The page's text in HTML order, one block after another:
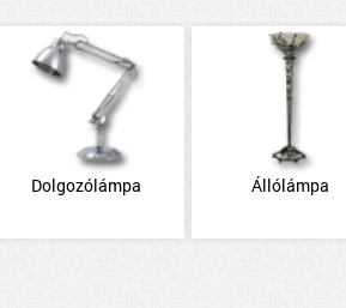
Dolgozólámpa Állólámpa